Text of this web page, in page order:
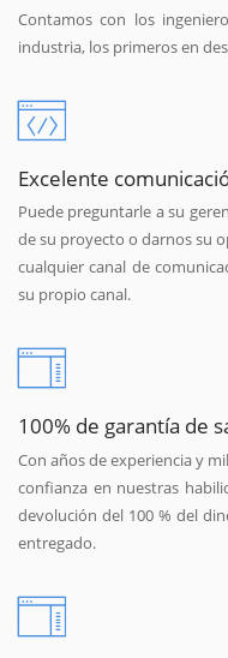
Contamos con los
industria, los primeros en
Excelente
Puede preguntarle a su
de su proyecto o darnos su
cualquier canal de
su propio canal.
100% de garantía de
Con años de experiencia y
confianza en nuestras
devolución del 100 % del
entregado.